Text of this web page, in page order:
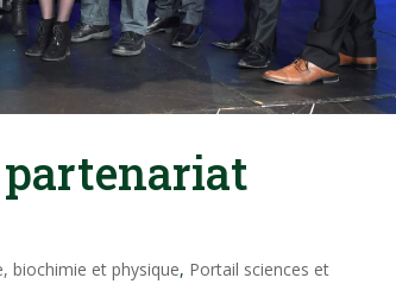
partenariat
biochimie et physique, Portail sciences et